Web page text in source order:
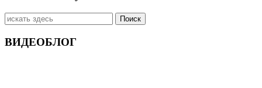
Искать:
ВИДЕОБЛОГ